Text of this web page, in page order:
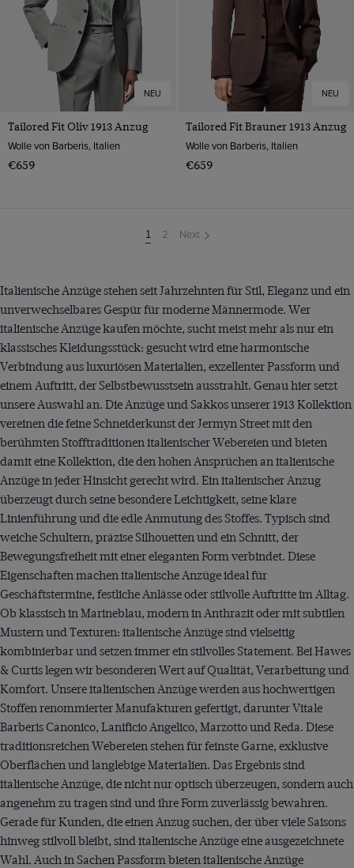
NEU
Tailored Fit Oliv 1913 Anzug
Wolle von Barberis, Italien
€659
NEU
Tailored Fit Brauner 1913 Anzug
Wolle von Barberis, Italien
€659
You're
on
1 2 Next
Italienische Anzüge stehen seit Jahrzehnten für Stil, Eleganz und ein
unverwechselbares Gespür für moderne Männermode. Wer
italienische Anzüge kaufen möchte, sucht meist mehr als nur ein
klassisches Kleidungsstück: gesucht wird eine harmonische
Verbindung aus luxuriösen Materialien, exzellenter Passform und
einem Auftritt, der Selbstbewusstsein ausstrahlt. Genau hier setzt
unsere Auswahl an. Die Anzüge und Sakkos unserer 1913 Kollektion
vereinen die feine Schneiderkunst der Jermyn Street mit den
berühmten Stofftraditionen italienischer Webereien und bieten
damit eine Kollektion, die den hohen Ansprüchen an italienische
Anzüge in jeder Hinsicht gerecht wird. Ein italienischer Anzug
überzeugt durch seine besondere Leichtigkeit, seine klare
Linienführung und die edle Anmutung des Stoffes. Typisch sind
weiche Schultern, präzise Silhouetten und ein Schnitt, der
Bewegungsfreiheit mit einer eleganten Form verbindet. Diese
Eigenschaften machen italienische Anzüge ideal für
Geschäftstermine, festliche Anlässe oder stilvolle Auftritte im Alltag.
Ob klassisch in Marineblau, modern in Anthrazit oder mit subtilen
Mustern und Texturen: italienische Anzüge sind vielseitig
kombinierbar und setzen immer ein stilvolles Statement. Bei Hawes
& Curtis legen wir besonderen Wert auf Qualität, Verarbeitung und
Komfort. Unsere italienischen Anzüge werden aus hochwertigen
Stoffen renommierter Manufakturen gefertigt, darunter Vitale
Barberis Canonico, Lanificio Angelico, Marzotto und Reda. Diese
traditionsreichen Webereien stehen für feinste Garne, exklusive
Oberflächen und langlebige Materialien. Das Ergebnis sind
italienische Anzüge, die nicht nur optisch überzeugen, sondern auch
angenehm zu tragen sind und ihre Form zuverlässig bewahren.
Gerade für Kunden, die einen Anzug suchen, der über viele Saisons
hinweg stilvoll bleibt, sind italienische Anzüge eine ausgezeichnete
Wahl. Auch in Sachen Passform bieten italienische Anzüge